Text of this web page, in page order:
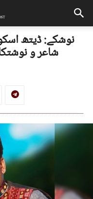
نوشکے: ڈیتھ
شاعر و